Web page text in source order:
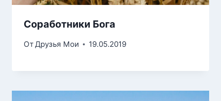
Соработники Бога
ОтДрузья Мои 19.05.2019